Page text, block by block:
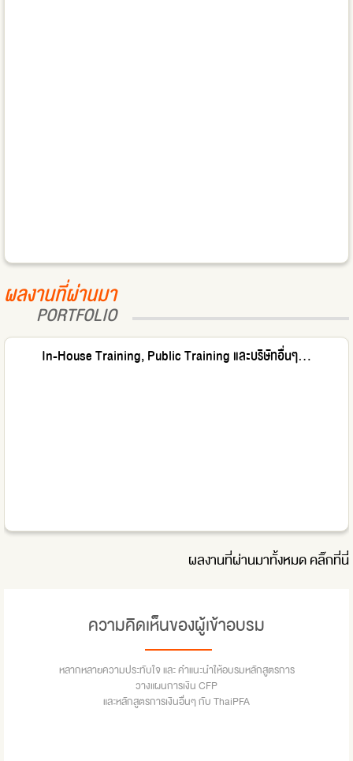
ผลงานที่ผ่านมา
PORTFOLIO
In-House Training, Public Training และบริษัทอื่นๆ...
ผลงานที่ผ่านมาทั้งหมดคลิ๊กที่นี่
ความคิดเห็นของผู้เข้าอบรม
หลากหลายความประทับใจ และ คำแนะนำให้อบรมหลักสูตรการ
วางแผนการเงิน CFP
และหลักสูตรการเงินอื่นๆ กับ ThaiPFA